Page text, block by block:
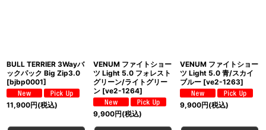
BULL TERRIER 3Wayバ
ックパック Big Zip3.0
[bjbp0001]
11,900円(税込)
VENUM ファイトショー
ツ Light 5.0 フォレスト
グリーン/ライトグリー
ン [ve2-1264]
9,900円(税込)
VENUM ファイトショー
ツ Light 5.0 青/スカイ
ブルー [ve2-1263]
9,900円(税込)